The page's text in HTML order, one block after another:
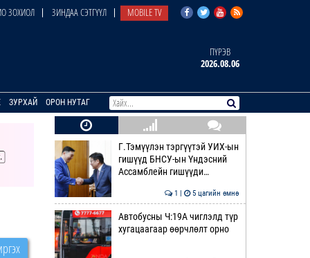
ЗОХИОЛ ЗИНДАА СЭТГҮҮЛ MOBILE TV
ПҮРЭВ
2026.08.06
ЗУРХАЙ ОРОН НУТАГ
Г.Тэмүүлэн тэргүүтэй УИХ-ын
гишүүд БНСУ-ын Үндэсний
Ассамблейн гишүүди…
1 | 5 цагийн өмнө
Автобусны Ч:19А чиглэлд түр
хугацаагаар өөрчлөлт орно